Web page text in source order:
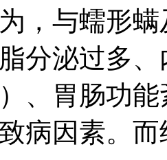
，与蠕形
分泌过多
、胃肠功
病因素。